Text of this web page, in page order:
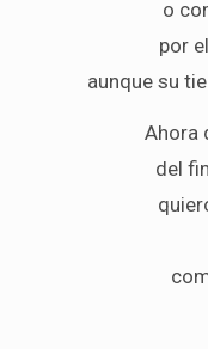
o
por
aunque su
Ahora
del